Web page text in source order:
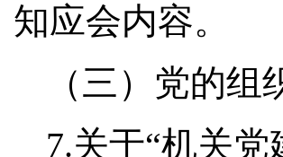
知应会内容。
（三）党的组
7.关于“机关